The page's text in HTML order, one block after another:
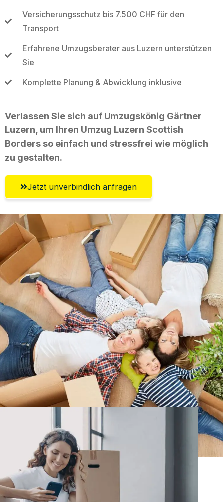
Versicherungsschutz bis 7.500 CHF für den
Transport
Erfahrene Umzugsberater aus Luzern unterstützen
Sie
Komplette Planung & Abwicklung inklusive
Verlassen Sie sich auf Umzugskönig Gärtner
Luzern, um Ihren Umzug Luzern Scottish
Borders so einfach und stressfrei wie möglich
zu gestalten.
Jetzt unverbindlich anfragen